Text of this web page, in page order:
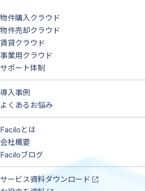
物件購入クラウド
物件売却クラウド
賃貸クラウド
事業用クラウド
サポート体制
導入事例
よくあるお悩み
Faciloとは
会社概要
Faciloブログ
サービス資料ダウンロード